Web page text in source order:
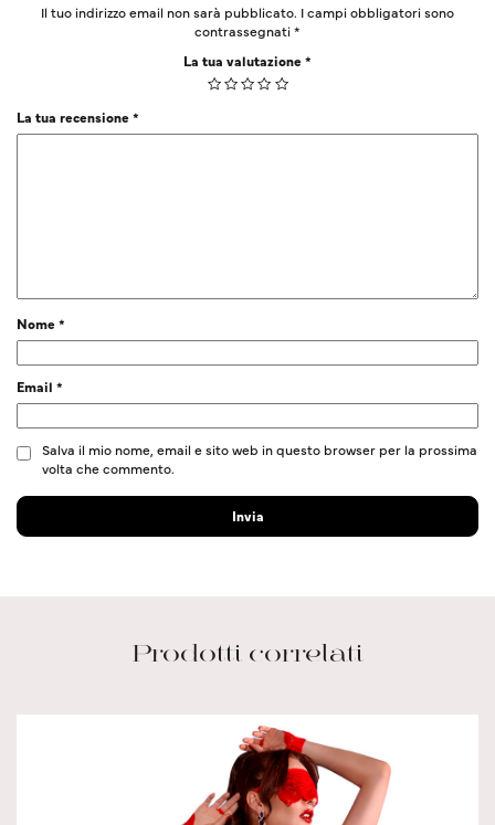
Il tuo indirizzo email non sarà pubblicato. I campi obbligatori sono
contrassegnati*
La tua valutazione*
La tua recensione*
Nome*
Email *
Salva il mio nome, email e sito web in questo browser per la prossima
volta che commento.
Prodotti correlati